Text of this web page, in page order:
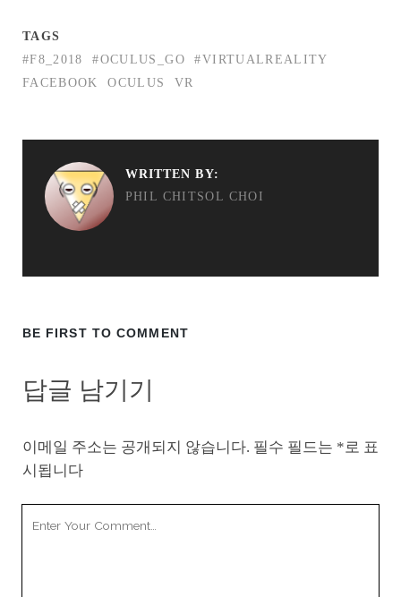
TAGS
#F8_2018
#OCULUS_GO
#VIRTUALREALITY
FACEBOOK
OCULUS VR
WRITTEN BY:
PHIL CHITSOL CHOI
BE FIRST TO COMMENT
답글 남기기
이메일 주소는 공개되지 않습니다. 필수 필드는 *로 표
시됩니다